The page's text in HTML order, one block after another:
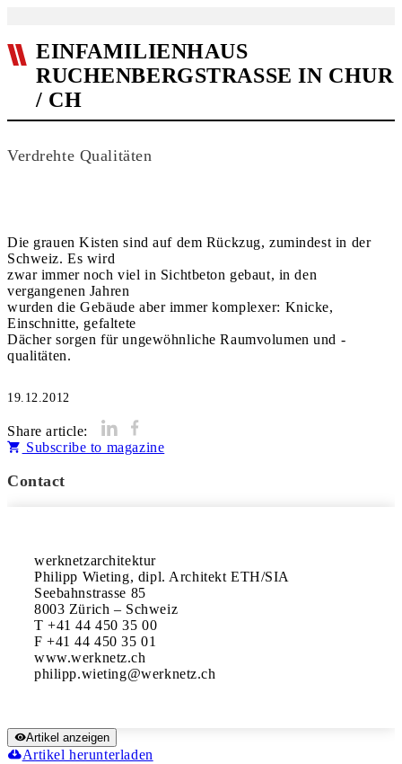
EINFAMILIENHAUS
RUCHENBERGSTRASSE IN CHUR
/ CH
Verdrehte Qualitäten
Die grauen Kisten sind auf dem Rückzug, zumindest in der
Schweiz. Es wird
zwar immer noch viel in Sichtbeton gebaut, in den
vergangenen Jahren
wurden die Gebäude aber immer komplexer: Knicke,
Einschnitte, gefaltete
Dächer sorgen für ungewöhnliche Raumvolumen und -
qualitäten.
19.12.2012
Share article:
Subscribe to magazine
Contact
werknetzarchitektur
Philipp Wieting, dipl. Architekt ETH/SIA
Seebahnstrasse 85
8003 Zürich – Schweiz
T +41 44 450 35 00
F +41 44 450 35 01
www.werknetz.ch
Artikel anzeigen
Artikel herunterladen